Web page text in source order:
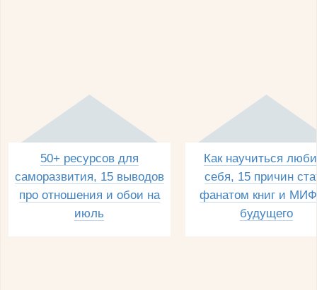
50+ ресурсов для
саморазвития, 15 выводов
про отношения и обои на
июль
Как научиться
себя, 15 причин
фанатом книг и
будущего